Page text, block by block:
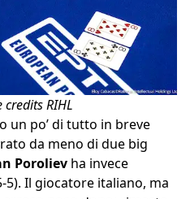
RIHL
un po’ di tutto in breve
da meno di due big
Poroliev ha invece
5). Il giocatore italiano, ma